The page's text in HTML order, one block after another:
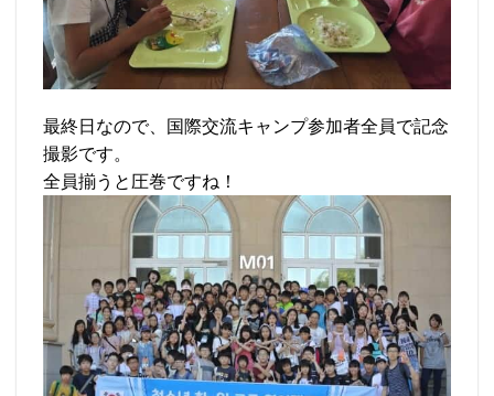
最終日なので、国際交流キャンプ参加者全員で記念
撮影です。
全員揃うと圧巻ですね！